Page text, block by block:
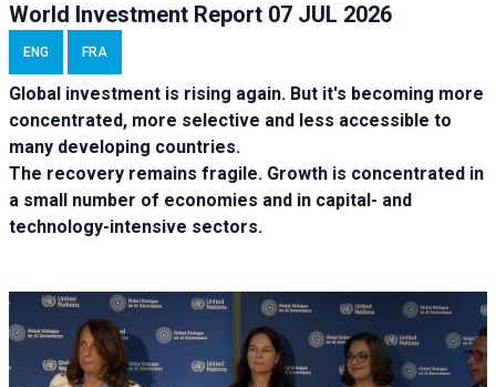
World Investment Report 07 JUL 2026
ENG FRA
Global investment is rising again. But it's becoming more
concentrated, more selective and less accessible to
many developing countries.
The recovery remains fragile. Growth is concentrated in
a small number of economies and in capital- and
technology-intensive sectors.